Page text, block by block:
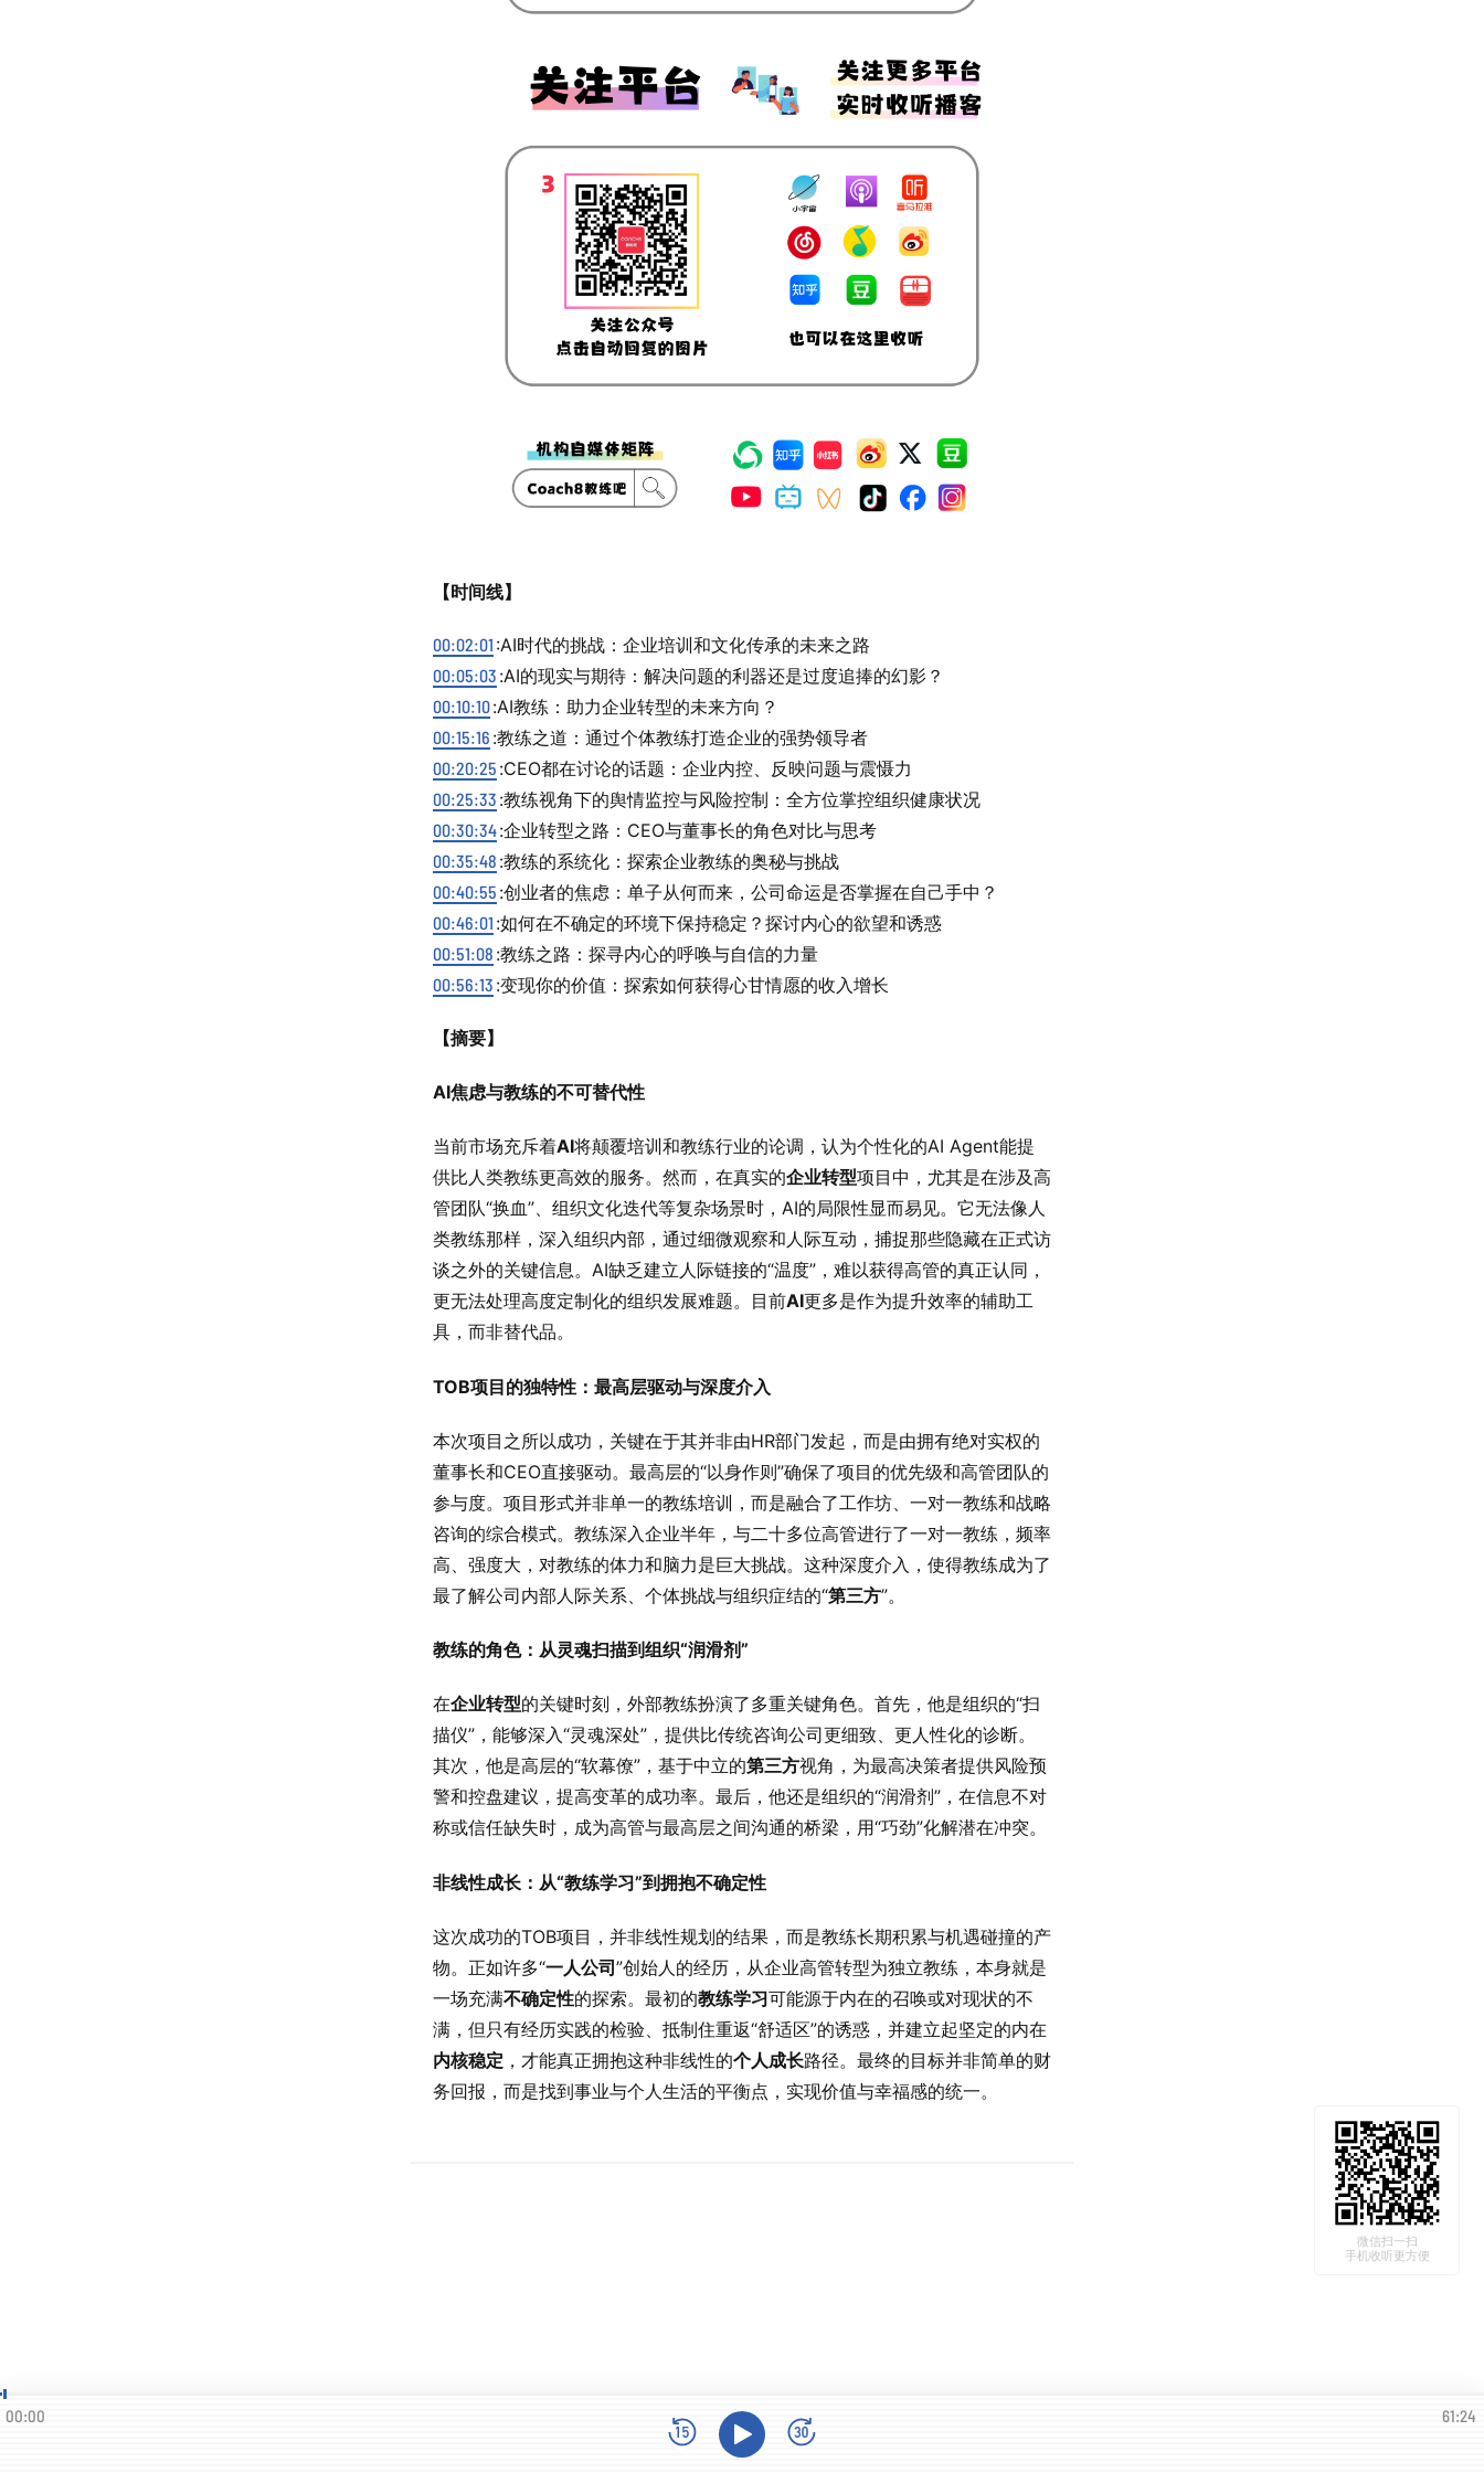
【时间线】
00:02:01 :AI时代的挑战：企业培训和文化传承的未来之路
00:05:03 :AI的现实与期待：解决问题的利器还是过度追捧的幻影？
00:10:10:AI教练：助力企业转型的未来方向？
00:15:16 :教练之道：通过个体教练打造企业的强势领导者
00:20:25 :CEO都在讨论的话题：企业内控、反映问题与震慑力
00:25:33 :教练视角下的舆情监控与风险控制：全方位掌控组织健康状况
00:30:34:企业转型之路：CEO与董事长的角色对比与思考
00:35:48 :教练的系统化：探索企业教练的奥秘与挑战
00:40:55 :创业者的焦虑：单子从何而来，公司命运是否掌握在自己手中？
00:46:01 :如何在不确定的环境下保持稳定？探讨内心的欲望和诱惑
00:51:08 :教练之路：探寻内心的呼唤与自信的力量
00:56:13 :变现你的价值：探索如何获得心甘情愿的收入增长
【摘要】
AI焦虑与教练的不可替代性
当前市场充斥着AI将颠覆培训和教练行业的论调，认为个性化的AI Agent能提
供比人类教练更高效的服务。然而，在真实的企业转型项目中，尤其是在涉及高
管团队“换血”、组织文化迭代等复杂场景时，AI的局限性显而易见。它无法像人
类教练那样，深入组织内部，通过细微观察和人际互动，捕捉那些隐藏在正式访
谈之外的关键信息。AI缺乏建立人际链接的“温度”，难以获得高管的真正认同，
更无法处理高度定制化的组织发展难题。目前AI更多是作为提升效率的辅助工
具，而非替代品。
TOB项目的独特性：最高层驱动与深度介入
本次项目之所以成功，关键在于其并非由HR部门发起，而是由拥有绝对实权的
董事长和CEO直接驱动。最高层的“以身作则”确保了项目的优先级和高管团队的
参与度。项目形式并非单一的教练培训，而是融合了工作坊、一对一教练和战略
咨询的综合模式。教练深入企业半年，与二十多位高管进行了一对一教练，频率
高、强度大，对教练的体力和脑力是巨大挑战。这种深度介入，使得教练成为了
最了解公司内部人际关系、个体挑战与组织症结的“第三方”。
教练的角色：从灵魂扫描到组织“润滑剂”
在企业转型的关键时刻，外部教练扮演了多重关键角色。首先，他是组织的“扫
描仪”，能够深入“灵魂深处”，提供比传统咨询公司更细致、更人性化的诊断。
其次，他是高层的“软幕僚”，基于中立的第三方视角，为最高决策者提供风险预
警和控盘建议，提高变革的成功率。最后，他还是组织的“润滑剂”，在信息不对
称或信任缺失时，成为高管与最高层之间沟通的桥梁，用“巧劲”化解潜在冲突。
非线性成长：从“教练学习”到拥抱不确定性
这次成功的TOB项目，并非线性规划的结果，而是教练长期积累与机遇碰撞的产
物。正如许多“一人公司”创始人的经历，从企业高管转型为独立教练，本身就是
一场充满不确定性的探索。最初的教练学习可能源于内在的召唤或对现状的不
满，但只有经历实践的检验、抵制住重返“舒适区”的诱惑，并建立起坚定的内在
内核稳定 ，才能真正拥抱这种非线性的个人成长路径。最终的目标并非简单的财
务回报，而是找到事业与个人生活的平衡点，实现价值与幸福感的统一。
微信扫一扫
手机收听更方便
00:00 61:24